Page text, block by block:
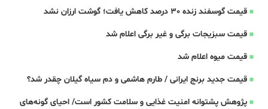
قیمت گوسفند زنده 30 درصد کاهش یافت؛ گوشت ارزان نشد
قیمت سبزیجات برگی و غیر برگی اعلام شد
قیمت میوه اعلام شد
قیمت جدید برنج ایرانی / طارم هاشمی و دم سیاه گیلان چقدر شد؟
پژوهش پشتوانه امنیت غذایی و سلامت کشور است/ احیای گونه‌های